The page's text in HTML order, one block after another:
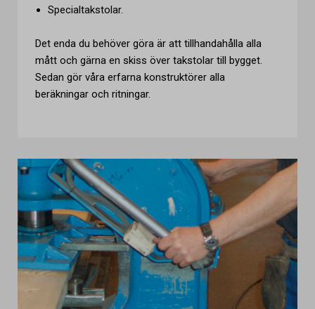
Specialtakstolar.
Det enda du behöver göra är att tillhandahålla alla
mått och gärna en skiss över takstolar till bygget.
Sedan gör våra erfarna konstruktörer alla
beräkningar och ritningar.